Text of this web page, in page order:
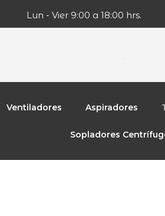
Lun - Vier 9:00 a 18:00 hrs.
Ventiladores Aspiradores
Sopladores